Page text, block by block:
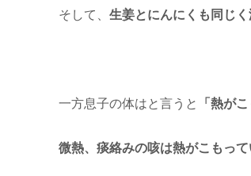
そして、 生姜とにんにくも同じ
一方息子の体はと言うと 「熱が
微熱、痰絡みの咳は熱がこもっ